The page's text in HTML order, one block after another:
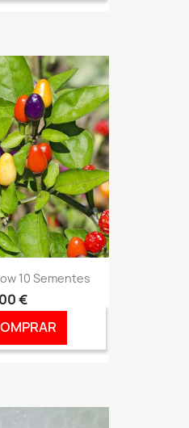
10 Sementes
€